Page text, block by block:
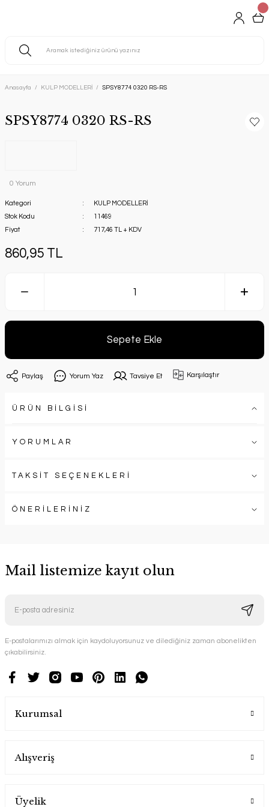
Anasayfa KULP MODELLERİ SPSY8774 0320 RS-RS
SPSY8774 0320 RS-RS
0 Yorum
Kategori
KULP MODELLERİ
Stok Kodu
11469
Fiyat
717,46 TL + KDV
860,95 TL
Sepete Ekle
Paylaş Yorum Yaz Tavsiye Et Karşılaştır
ÜRÜN BİLGİSİ
YORUMLAR
TAKSİT SEÇENEKLERİ
ÖNERİLERİNİZ
Mail listemize kayıt olun
E-postalarımızı almak için kaydoluyorsunuz ve dilediğiniz zaman abonelikten
çıkabilirsiniz.
Kurumsal
Alışveriş
Üyelik